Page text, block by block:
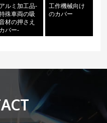
アルミ加工品-
殊車両の吸
材の押さえ
カバー-
工作機械向け
のカバー